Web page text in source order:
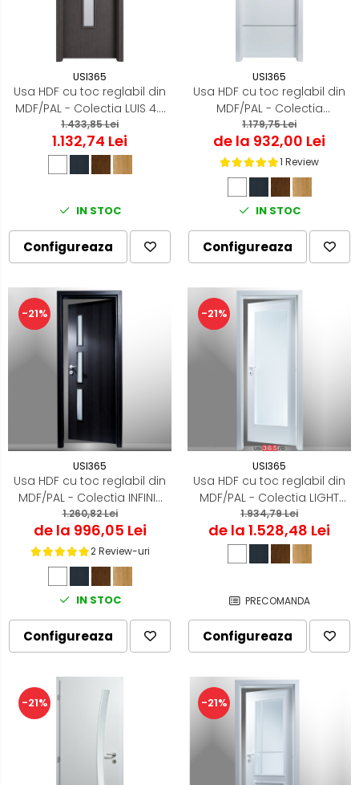
USI365
Usa HDF cu toc reglabil din
MDF/PAL - Colectia LUIS 4.2
- Culoare Gri Antracit
1.433,85 Lei
1.132,74 Lei
IN STOC
Configureaza
USI365
Usa HDF cu toc reglabil din
MDF/PAL - Colectia
ORIZONT 3.5
1.179,75 Lei
de la 932,00 Lei
1 Review
IN STOC
Configureaza
-21%
USI365
Usa HDF cu toc reglabil din
MDF/PAL - Colectia INFINIT
4.2
1.260,82 Lei
de la 996,05 Lei
2 Review-uri
IN STOC
Configureaza
-21%
USI365
Usa HDF cu toc reglabil din
MDF/PAL - Colectia LIGHT
2.2
1.934,79 Lei
de la 1.528,48 Lei
PRECOMANDA
Configureaza
-21% -21%